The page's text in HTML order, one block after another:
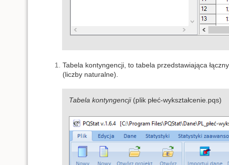
Tabela kontyngencji, to tabela przedstawiająca
(liczby naturalne).
Tabela kontyngencji(plik płeć-wykształcenie.pqs)